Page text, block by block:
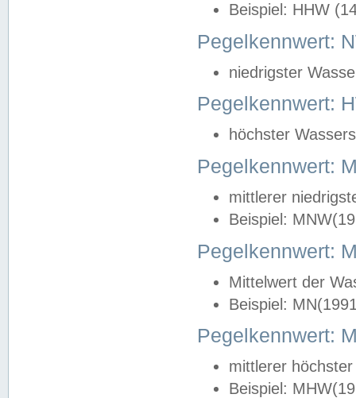
Beispiel: HHW
Pegelkennwert:
niedrigster
Pegelkennwert:
höchster
Pegelkennwert:
mittlerer
Beispiel:
Pegelkennwert:
Mittelwert der
Beispiel:
Pegelkennwert:
mittlerer
Beispiel: